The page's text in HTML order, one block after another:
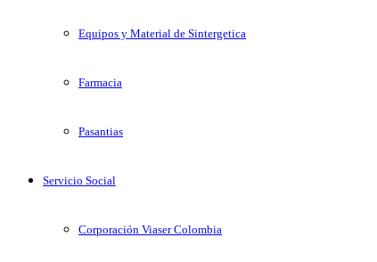
Equipos y Material de Sintergetica
Farmacia
Pasantias
Servicio Social
Corporación Viaser Colombia